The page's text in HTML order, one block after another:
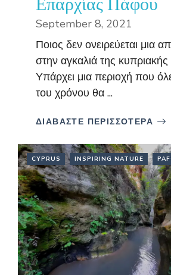
September 8, 2021
Ποιος δεν ονειρεύεται μια
στην αγκαλιά της
Υπάρχει μια περιοχή που
του χρόνου θα ...
ΔΙΑΒΑΣΤΕ ΠΕΡΙΣΣΟΤΕΡΑ
CYPRUS INSPIRING NATURE